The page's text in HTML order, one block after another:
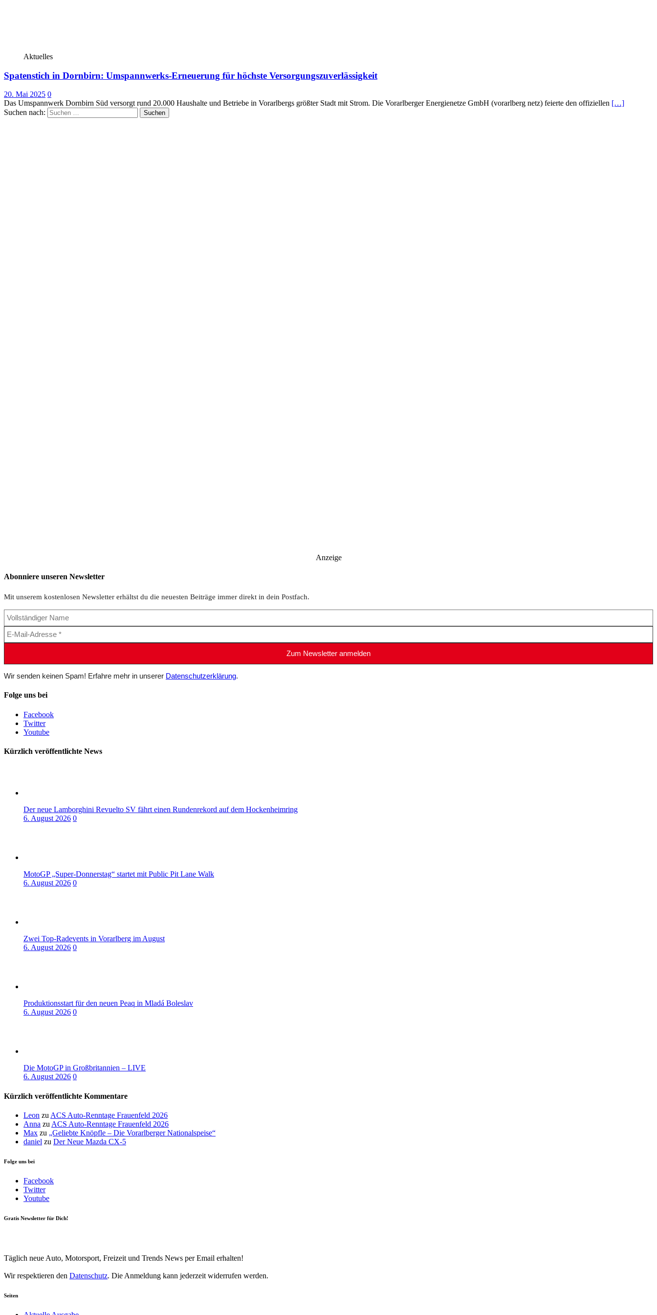
Aktuelles
Spatenstich in Dornbirn: Umspannwerks-Erneuerung für höchste Versorgungszuverlässigkeit
20. Mai 2025 0
Das Umspannwerk Dornbirn Süd versorgt rund 20.000 Haushalte und Betriebe in Vorarlbergs größter Stadt mit Strom. Die Vorarlberger Energienetze GmbH (vorarlberg netz) feierte den offiziellen […]
Suchen nach:
Anzeige
Abonniere unseren Newsletter
Mit unserem kostenlosen Newsletter erhältst du die neuesten Beiträge immer direkt in dein Postfach.
Wir senden keinen Spam! Erfahre mehr in unserer Datenschutzerklärung.
Folge uns bei
Facebook
Twitter
Youtube
Kürzlich veröffentlichte News
Der neue Lamborghini Revuelto SV fährt einen Rundenrekord auf dem Hockenheimring
6. August 2026 0
MotoGP „Super-Donnerstag“ startet mit Public Pit Lane Walk
6. August 2026 0
Zwei Top-Radevents in Vorarlberg im August
6. August 2026 0
Produktionsstart für den neuen Peaq in Mladá Boleslav
6. August 2026 0
Die MotoGP in Großbritannien – LIVE
6. August 2026 0
Kürzlich veröffentlichte Kommentare
Leon zu ACS Auto-Renntage Frauenfeld 2026
Anna zu ACS Auto-Renntage Frauenfeld 2026
Max zu „Geliebte Knöpfle – Die Vorarlberger Nationalspeise“
daniel zu Der Neue Mazda CX-5
Folge uns bei
Facebook
Twitter
Youtube
Gratis Newsletter für Dich!
Täglich neue Auto, Motorsport, Freizeit und Trends News per Email erhalten!
Wir respektieren den Datenschutz. Die Anmeldung kann jederzeit widerrufen werden.
Seiten